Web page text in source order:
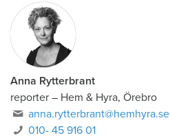
Anna Rytterbrant
reporter – Hem & Hyra, Örebro
anna.rytterbrant@hemhyra.se
010- 45 916 01